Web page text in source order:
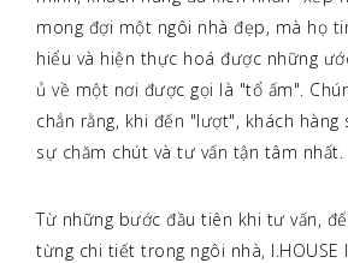
mong đợi một ngôi nhà đẹp, mà họ
hiểu và hiện thực hoá được những
ủ về một nơi được gọi là "tổ ấm".
chắn rằng, khi đến "lượt", khách hàng
sự chăm chút và tư vấn tận tâm nhất.
Từ những bước đầu tiên khi tư vấn,
từng chi tiết trong ngôi nhà, I.HOUSE